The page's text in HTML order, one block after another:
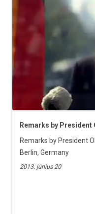
Remarks by President
Remarks by President
Berlin, Germany
2013. június 20